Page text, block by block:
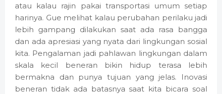
atau kalau rajin pakai transportasi umum setiap
harinya. Gue melihat kalau perubahan perilaku jadi
lebih gampang dilakukan saat ada rasa bangga
dan ada apresiasi yang nyata dari lingkungan sosial
kita. Pengalaman jadi pahlawan lingkungan dalam
skala kecil beneran bikin hidup terasa lebih
bermakna dan punya tujuan yang jelas. Inovasi
beneran tidak ada batasnya saat kita bicara soal